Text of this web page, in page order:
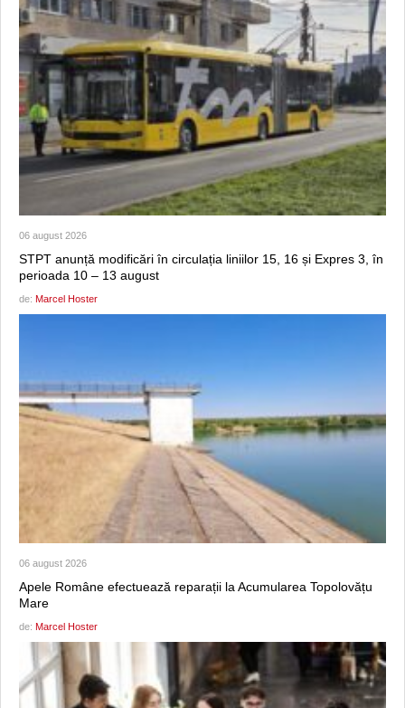
06 august 2026
STPT anunță modificări în circulația liniilor 15, 16 și Expres 3, în
perioada 10 – 13 august
de: Marcel Hoster
06 august 2026
Apele Române efectuează reparații la Acumularea Topolovățu
Mare
de: Marcel Hoster